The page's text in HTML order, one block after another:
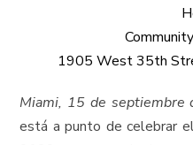
1905 West 35th
Miami, 15 de septiembre
está a punto de celebrar